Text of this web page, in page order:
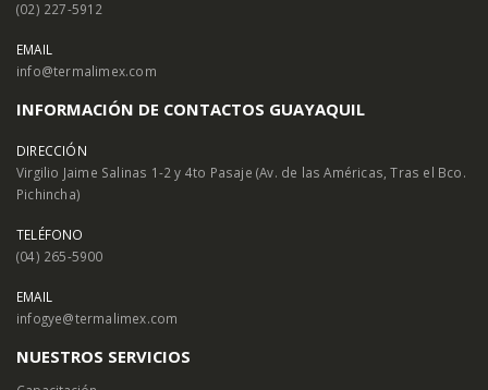
(02) 227-5912
EMAIL
info@termalimex.com
INFORMACIÓN DE CONTACTOS GUAYAQUIL
DIRECCIÓN
Virgilio Jaime Salinas 1-2 y 4to Pasaje (Av. de las Américas, Tras el Bco.
Pichincha)
TELÉFONO
(04) 265-5900
EMAIL
infogye@termalimex.com
NUESTROS SERVICIOS